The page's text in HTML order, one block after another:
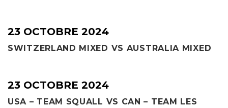
23 OCTOBRE 2024
SWITZERLAND MIXED VS AUSTRALIA MIXED
23 OCTOBRE 2024
USA – TEAM SQUALL VS CAN – TEAM LES